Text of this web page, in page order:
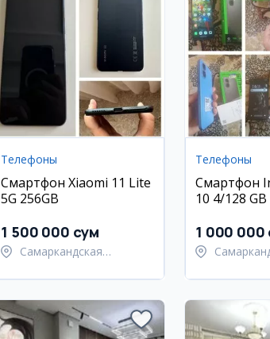
Телефоны
Смартфон Xiaomi 11 Lite
5G 256GB
1 500 000 сум
Самаркандская
Самаркандский район
Телефоны
Смартфон
10 4/128 GB
1 000 000